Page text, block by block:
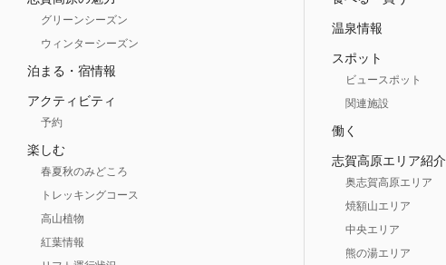
グリーンシーズン
ウィンターシーズン
泊まる・宿情報
アクティビティ
予約
楽しむ
春夏秋のみどころ
トレッキングコース
高山植物
紅葉情報
温泉情報
スポット
ビュースポット
関連施設
働く
志賀高原エリア紹介
奥志賀高原エリア
焼額山エリア
中央エリア
熊の湯エリア